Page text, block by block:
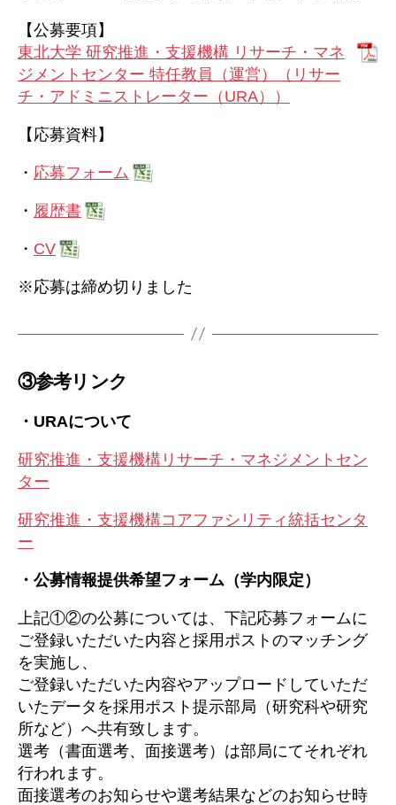
【公募要項】
東北大学 研究推進・支援機構 リサーチ・マネ
ジメントセンター 特任教員（運営）（リサー
チ・アドミニストレーター（URA））
【応募資料】
・ 応募フォーム
・ 履歴書
・ CV
※応募は締め切りました
③参考リンク
・URAについて
研究推進・支援機構リサーチ・マネジメントセン
ター
研究推進・支援機構コアファシリティ統括センタ
ー
・公募情報提供希望フォーム（学内限定）
上記①②の公募については、下記応募フォームに
ご登録いただいた内容と採用ポストのマッチング
を実施し、
ご登録いただいた内容やアップロードしていただ
いたデータを採用ポスト提示部局（研究科や研究
所など）へ共有致します。
選考（書面選考、面接選考）は部局にてそれぞれ
行われます。
面接選考のお知らせや選考結果などのお知らせ時